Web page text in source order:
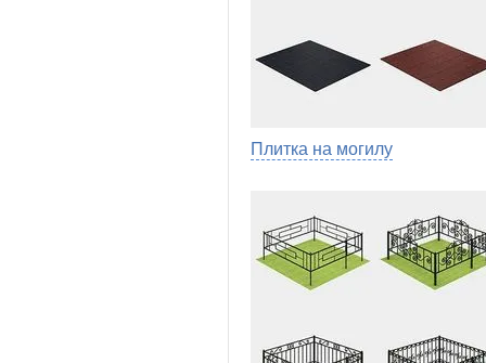
Плитка на могилу